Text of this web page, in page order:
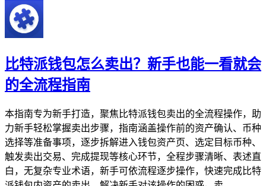
比特派钱包怎么卖出？新手也能一看就会
的全流程指南
本指南专为新手打造，聚焦比特派钱包卖出的全流程操作，助
力新手轻松掌握卖出步骤，指南涵盖操作前的资产确认、币种
选择等准备事项，逐步拆解进入钱包资产页、选定目标币种、
触发卖出交易、完成提现等核心环节，全程步骤清晰、表述直
白，无复杂专业术语，新手可依流程逐步操作，快速完成比特